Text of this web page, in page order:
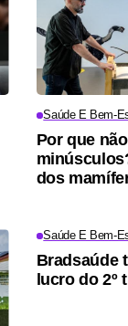
Saúde E Bem-
Por que
dos
Saúde E Bem-
Bradsaúde
lucro do 2º